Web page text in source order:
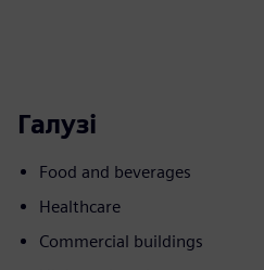
Галузі
Food and beverages
Healthcare
Commercial buildings